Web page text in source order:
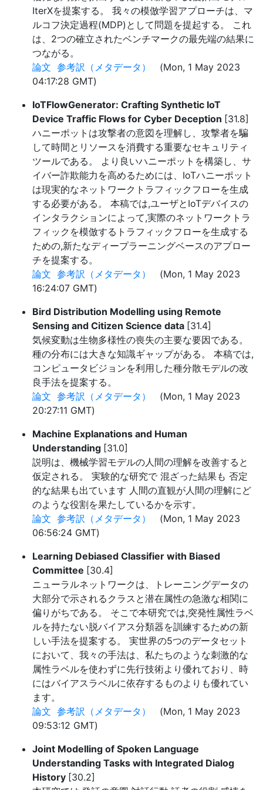
IterXを提案する。 我々の模倣学習アプローチは、マ
ルコフ決定過程(MDP)として問題を提起する。 これ
は、2つの確立されたベンチマークの最先端の結果に
つながる。
論文 参考訳（メタデータ）
(Mon, 1 May 2023
04:17:28 GMT)
IoTFlowGenerator: Crafting Synthetic IoT
Device Traffic Flows for Cyber Deception [31.8]
ハニーポットは攻撃者の意図を理解し、攻撃者を騙
して時間とリソースを消費する重要なセキュリティ
ツールである。 より良いハニーポットを構築し、サ
イバー詐欺能力を高めるためには、IoTハニーポット
は現実的なネットワークトラフィックフローを生成
する必要がある。 本稿では,ユーザとIoTデバイスの
インタラクションによって,実際のネットワークトラ
フィックを模倣するトラフィックフローを生成する
ための,新たなディープラーニングベースのアプロー
チを提案する。
論文 参考訳（メタデータ）
(Mon, 1 May 2023
16:24:07 GMT)
Bird Distribution Modelling using Remote
Sensing and Citizen Science data [31.4]
気候変動は生物多様性の喪失の主要な要因である。
種の分布には大きな知識ギャップがある。 本稿では,
コンピュータビジョンを利用した種分散モデルの改
良手法を提案する。
論文 参考訳（メタデータ）
(Mon, 1 May 2023
20:27:11 GMT)
Machine Explanations and Human
Understanding [31.0]
説明は、機械学習モデルの人間の理解を改善すると
仮定される。 実験的な研究で 混ざった結果も 否定
的な結果も出ています 人間の直観が人間の理解にど
のような役割を果たしているかを示す。
論文 参考訳（メタデータ）
(Mon, 1 May 2023
06:56:24 GMT)
Learning Debiased Classifier with Biased
Committee [30.4]
ニューラルネットワークは、トレーニングデータの
大部分で示されるクラスと潜在属性の急激な相関に
偏りがちである。 そこで本研究では,突発性属性ラベ
ルを持たない脱バイアス分類器を訓練するための新
しい手法を提案する。 実世界の5つのデータセット
において、我々の手法は、私たちのような刺激的な
属性ラベルを使わずに先行技術より優れており、時
にはバイアスラベルに依存するものよりも優れてい
ます。
論文 参考訳（メタデータ）
(Mon, 1 May 2023
09:53:12 GMT)
Joint Modelling of Spoken Language
Understanding Tasks with Integrated Dialog
History [30.2]